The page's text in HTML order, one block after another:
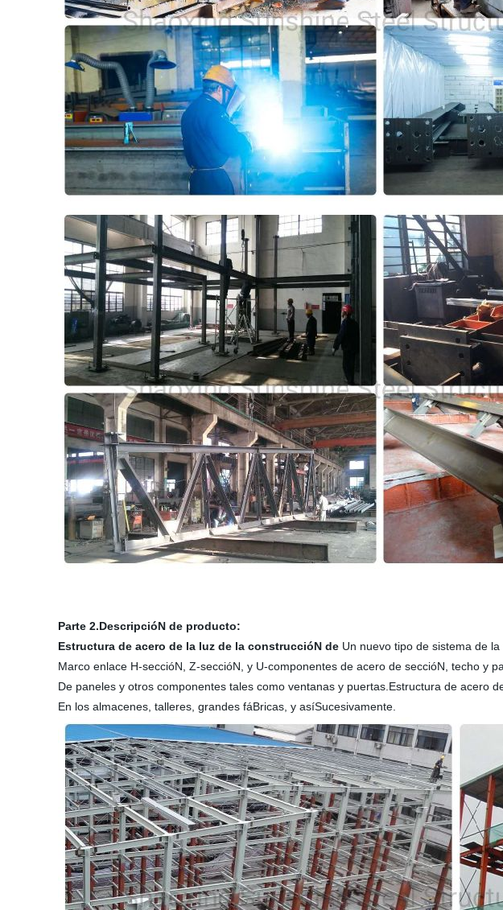
Parte 2.DescripcióN de producto:
Estructura de acero de la luz de la construccióN de Un nuevo tipo de sistema de
Marco enlace H-seccióN, Z-seccióN, y U-componentes de acero de seccióN, techo y
De paneles y otros componentes tales como ventanas y puertas.Estructura de acero
En los almacenes, talleres, grandes fáBricas, y asíSucesivamente.